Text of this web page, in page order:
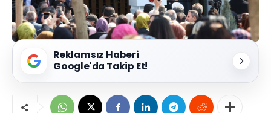
Reklamsız Haberi
Google'da Takip Et!